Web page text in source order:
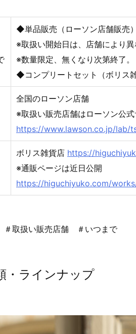
◆単品販売（ローソン店舗販売
※取扱い開始日は、店舗により異
※数量限定、無くなり次第終了。
◆コンプリートセット（ボリス
全国のローソン店舗
※取扱い販売店舗はローソン公
https://www.lawson.co.jp/lab/
ボリス雑貨店 https://
※通販ページは近日公開
https://higuchiyuko.com/
＃取扱い販売店舗 ＃いつまで
・ラインナップ